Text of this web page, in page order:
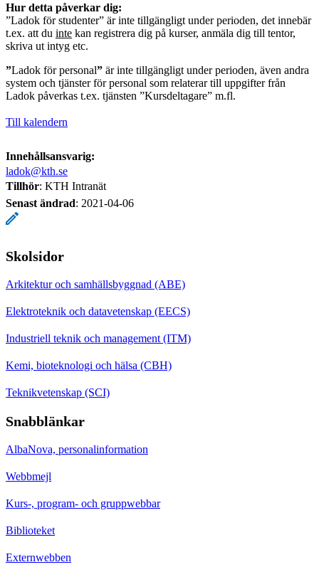
Hur detta påverkar dig:
”Ladok för studenter” är inte tillgängligt under perioden, det innebär
t.ex. att du inte kan registrera dig på kurser, anmäla dig till tentor,
skriva ut intyg etc.
”Ladok för personal” är inte tillgängligt under perioden, även andra
system och tjänster för personal som relaterar till uppgifter från
Ladok påverkas t.ex. tjänsten ”Kursdeltagare” m.fl.
Till kalendern
Innehållsansvarig:
ladok@kth.se
Tillhör: KTH Intranät
Senast ändrad: 2021-04-06
Skolsidor
Arkitektur och samhällsbyggnad (ABE)
Elektroteknik och datavetenskap (EECS)
Industriell teknik och management (ITM)
Kemi, bioteknologi och hälsa (CBH)
Teknikvetenskap (SCI)
Snabblänkar
AlbaNova, personalinformation
Webbmejl
Kurs-, program- och gruppwebbar
Biblioteket
Externwebben